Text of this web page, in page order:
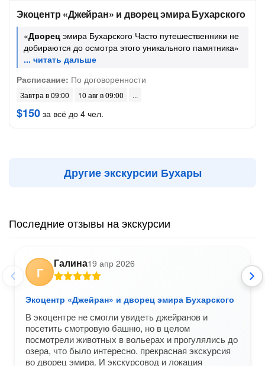
Экоцентр «Джейран» и дворец эмира Бухарского
«Дворец эмира Бухарского Часто путешественники не
добираются до осмотра этого уникального памятника»
Расписание: По договоренности
Завтра в 09:00 10 авг в 09:00
$150 за всё до 4 чел.
Другие экскурсии Бухары
Последние отзывы на экскурсии
Г
Галина19 апр 2026
Экоцентр «Джейран» и дворец эмира Бухарского
В экоцентре не смогли увидеть джейранов и
посетить смотровую башню, но в целом
посмотрели животных в вольерах и прогулялись до
озера, что было интересно. прекрасная экскурсия
во дворец эмира. И экскурсовод и локация